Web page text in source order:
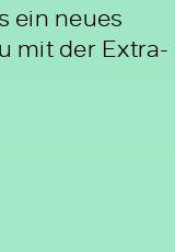
ein neues
mit der Extra-